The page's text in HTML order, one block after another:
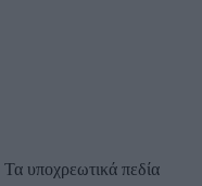
Τα υποχρεωτικά πεδία